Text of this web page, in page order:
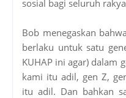
sosial bagi seluruh
Bob menegaskan
berlaku untuk satu
KUHAP ini agar) dalam
kami itu adil, gen Z,
itu adil. Dan bahkan